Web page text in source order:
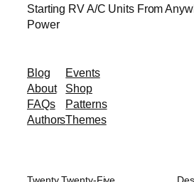
Starting RV A/C Units From
Power
Blog
About
FAQs
Authors
Events
Shop
Patterns
Themes